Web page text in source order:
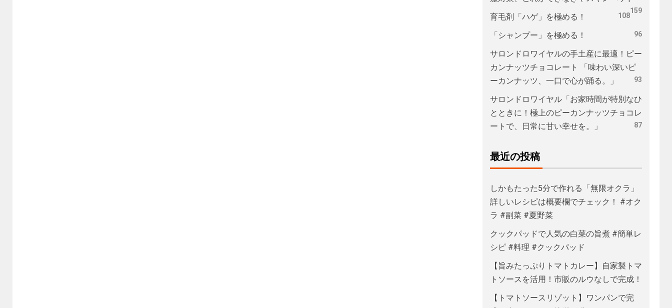
159
育毛剤「ハゲ」を極める！ 108
「シャンプー」を極める！ 96
サロンドロワイヤルの手土産に最適！ピー
カンナッツチョコレート 「味わい深いピ
ーカンナッツ、一口で心が踊る。」
93
サロンドロワイヤル「お家時間が特別なひ
とときに！極上のピーカンナッツチョコレ
ートで、日常に甘い幸せを。」
87
最近の投稿
しかもたった5分で作れる「無限オクラ」
詳しいレシピは概要欄でチェック！ #オク
ラ #副菜 #夏野菜
クックパッドで人気の白菜の旨煮 #簡単レ
シピ #料理 #クックパッド
【旨みたっぷりトマトカレー】自家製トマ
トソースを活用！市販のルウなしで完成！
【トマトソースリゾット】ワンパンで完